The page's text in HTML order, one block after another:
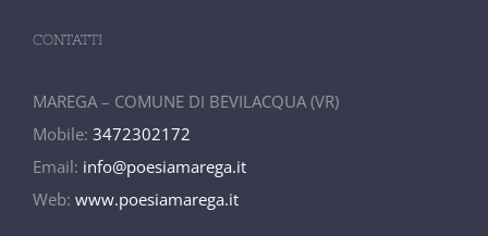
CONTATTI
MAREGA – COMUNE DI BEVILACQUA (VR)
Mobile: 3472302172
Email: info@poesiamarega.it
Web: www.poesiamarega.it